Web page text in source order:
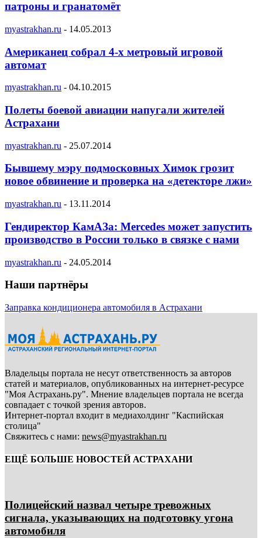
патроны и гранатомёт
myastrakhan.ru - 14.05.2013
Американец собрал 4-х метровый игровой
автомат
myastrakhan.ru - 04.10.2015
Полеты боевой авиации напугали жителей
Астрахани
myastrakhan.ru - 25.07.2014
Бывшему мэру подмосковных Химок грозит
новое обвинение и проверка на «детекторе лжи»
myastrakhan.ru - 13.11.2014
Гендиректор КамАЗа: Mercedes может запустить
производство в России только в связке с нами
myastrakhan.ru - 24.05.2014
Наши партнёры
Заправка кондиционера автомобиля в Астрахани
Владельцы портала не несут ответственность за авторов
статей и материалов, опубликованных на интернет-ресурсе
"Моя Астрахань.ру". Мнение владельцев портала не всегда
совпадает с точкой зрения авторов.
Интернет-портал входит в медиахолдинг "Каспийская
столица"
Свяжитесь с нами: news@myastrakhan.ru
ЕЩЁ БОЛЬШЕ НОВОСТЕЙ АСТРАХАНИ
Полицейский назвал четыре тревожных
сигнала, указывающих на подготовку угона
автомобиля